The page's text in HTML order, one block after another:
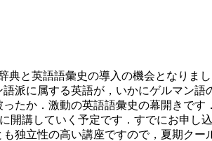
と英語語彙史の導入の機会となりま
派に属する英語が，いかにゲルマン
たか．激動の英語語彙史の幕開きです．
開講していく予定です．すでにお申し
独立性の高い講座ですので，夏期ク